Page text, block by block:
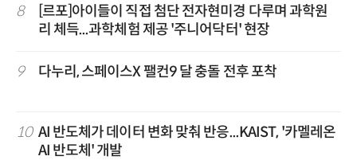
8
[르포]아이들이 직접 첨단 전자현미경 다루며 과학원
리 체득...과학체험 제공 '주니어닥터' 현장
9 다누리, 스페이스X 팰컨9 달 충돌 전후 포착
10 AI 반도체가 데이터 변화 맞춰 반응...KAIST, '카멜레온
AI 반도체' 개발